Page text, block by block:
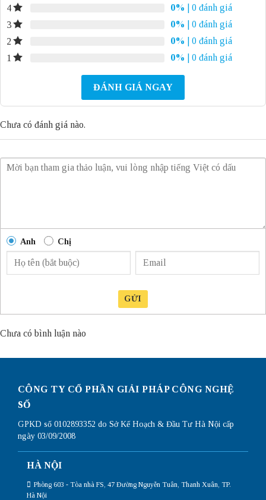
4
0%
| 0 đánh giá
3
0%
| 0 đánh giá
2
0%
| 0 đánh giá
1
0% | 0 đánh giá
ĐÁNH GIÁ NGAY
Chưa có đánh giá nào.
Anh Chị
GỬI
Chưa có bình luận nào
CÔNG TY CỔ PHẦN GIẢI PHÁP CÔNG NGHỆ
SỐ
GPKD số 0102893352 do Sở Kế Hoạch & Đầu Tư Hà Nội cấp
ngày 03/09/2008
HÀ NỘI
Phòng 603 - Tòa nhà FS, 47 Đường Nguyễn Tuân, Thanh Xuân, TP.
Hà Nội